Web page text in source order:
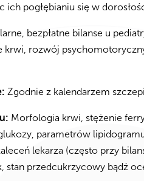
pogłębianiu się w
bezpłatne bilanse u
krwi, rozwój
Zgodnie z kalendarzem
Morfologia krwi, stężenie
parametrów
lekarza (często przy
stan przedcukrzycowy bądź